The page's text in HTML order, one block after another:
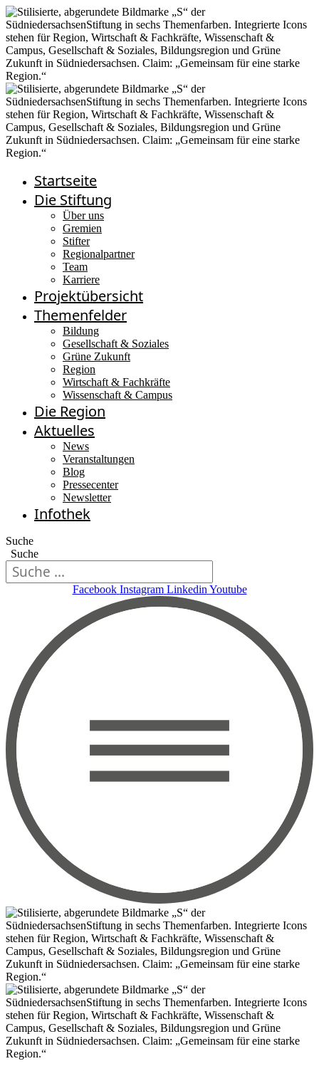
Startseite
Die Stiftung
Über uns
Gremien
Stifter
Regionalpartner
Team
Karriere
Projektübersicht
Themenfelder
Bildung
Gesellschaft & Soziales
Grüne Zukunft
Region
Wirtschaft & Fachkräfte
Wissenschaft & Campus
Die Region
Aktuelles
News
Veranstaltungen
Blog
Pressecenter
Newsletter
Infothek
Suche
Suche
Facebook Instagram Linkedin Youtube